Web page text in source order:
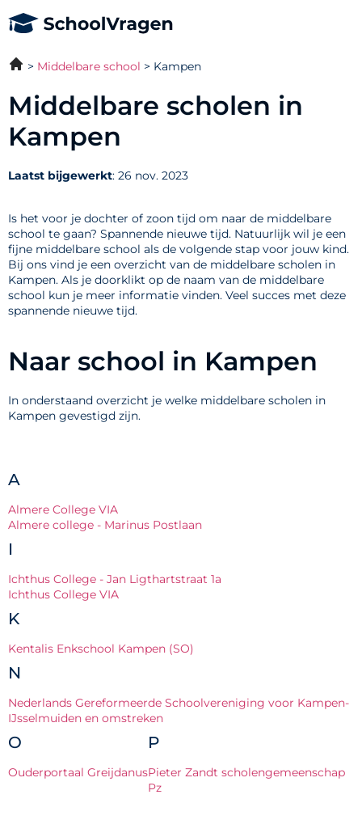
Middelbare school Kampen
Middelbare scholen in
Kampen
Laatst bijgewerkt: 26 nov. 2023
Is het voor je dochter of zoon tijd om naar de middelbare
school te gaan? Spannende nieuwe tijd. Natuurlijk wil je een
fijne middelbare school als de volgende stap voor jouw kind.
Bij ons vind je een overzicht van de middelbare scholen in
Kampen. Als je doorklikt op de naam van de middelbare
school kun je meer informatie vinden. Veel succes met deze
spannende nieuwe tijd.
Naar school in Kampen
In onderstaand overzicht je welke middelbare scholen in
Kampen gevestigd zijn.
A
Almere College VIA
Almere college - Marinus Postlaan
I
Ichthus College - Jan Ligthartstraat 1a
Ichthus College VIA
K
Kentalis Enkschool Kampen (SO)
N
Nederlands Gereformeerde Schoolvereniging voor Kampen-
IJsselmuiden en omstreken
O
Ouderportaal Greijdanus
P
Pieter Zandt scholengemeenschap
Pz